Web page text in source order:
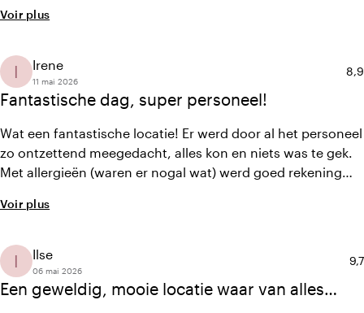
gevraagd, ook in de communicatie vooraf. We hebben
De Landgoederij heeft onze dag compleet gemaakt!
Voir plus
Fantastische dag, super personeel!
I Irene
11 mai 2026
8,9
Wat een fantastische locatie! Er werd door al het personeel
zo ontzettend meegedacht, alles kon en niets was te gek.
Met allergieën (waren er nogal wat) werd goed rekening
Voir plus
Een geweldig, mooie locatie waar van alles
I Ilse
06 mai 2026
9,7